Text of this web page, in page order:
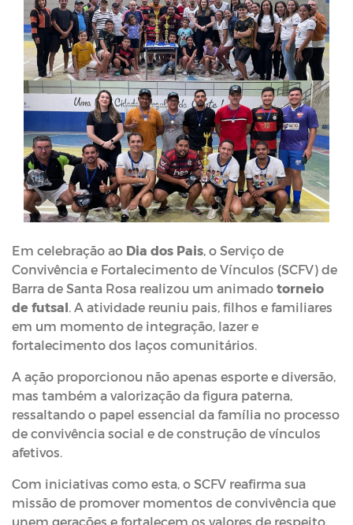
Em celebração ao Dia dos Pais, o Serviço de
Convivência e Fortalecimento de Vínculos (SCFV) de
Barra de Santa Rosa realizou um animado torneio
de futsal. A atividade reuniu pais, filhos e familiares
em um momento de integração, lazer e
fortalecimento dos laços comunitários.
A ação proporcionou não apenas esporte e diversão,
mas também a valorização da figura paterna,
ressaltando o papel essencial da família no processo
de convivência social e de construção de vínculos
afetivos.
Com iniciativas como esta, o SCFV reafirma sua
missão de promover momentos de convivência que
unem gerações e fortalecem os valores de respeito,